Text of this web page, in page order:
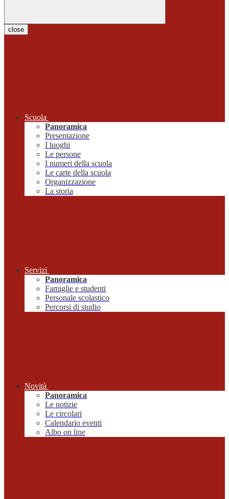
close
Scuola
Panoramica
Presentazione
I luoghi
Le persone
I numeri della scuola
Le carte della scuola
Organizzazione
La storia
Servizi
Panoramica
Famiglie e studenti
Personale scolastico
Percorsi di studio
Novità
Panoramica
Le notizie
Le circolari
Calendario eventi
Albo on line